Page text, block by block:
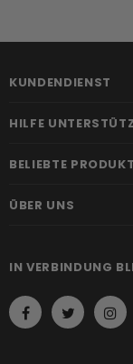
KUNDENDIENST
HILFE
BELIEBTE
ÜBER UNS
IN VERBINDUNG